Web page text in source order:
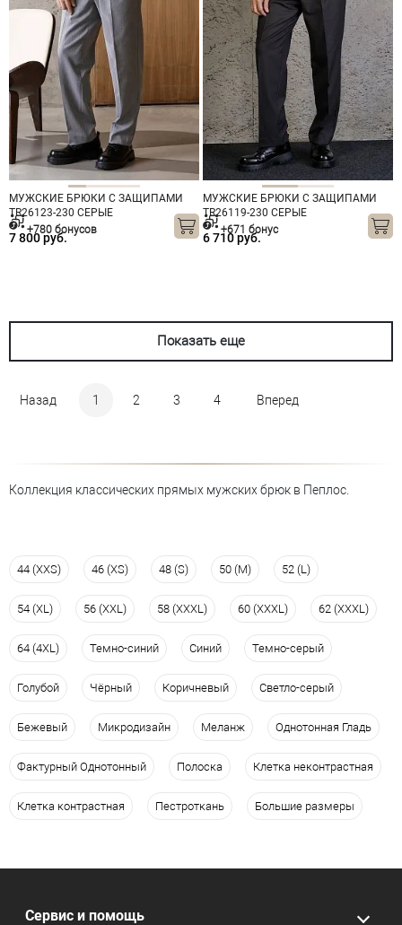
МУЖСКИЕ БРЮКИ С ЗАЩИПАМИ
TR26123-230 СЕРЫЕ
7 800 руб.
+780 бонусов
МУЖСКИЕ БРЮКИ С ЗАЩИПАМИ
TR26119-230 СЕРЫЕ
6 710 руб.
+671 бонус
Показать еще
Назад 1 2 3 4 Вперед
Коллекция классических прямых мужских брюк в Пеплос.
44 (XXS) 46 (XS) 48 (S) 50 (M) 52 (L)
54 (XL) 56 (XXL) 58 (XXXL) 60 (XXXL) 62 (XXXL)
64 (4XL) Темно-синий Синий Темно-серый
Голубой Чёрный Коричневый Светло-серый
Бежевый Микродизайн Меланж Однотонная Гладь
Фактурный Однотонный Полоска Клетка неконтрастная
Клетка контрастная Пестроткань Большие размеры
Сервис и помощь